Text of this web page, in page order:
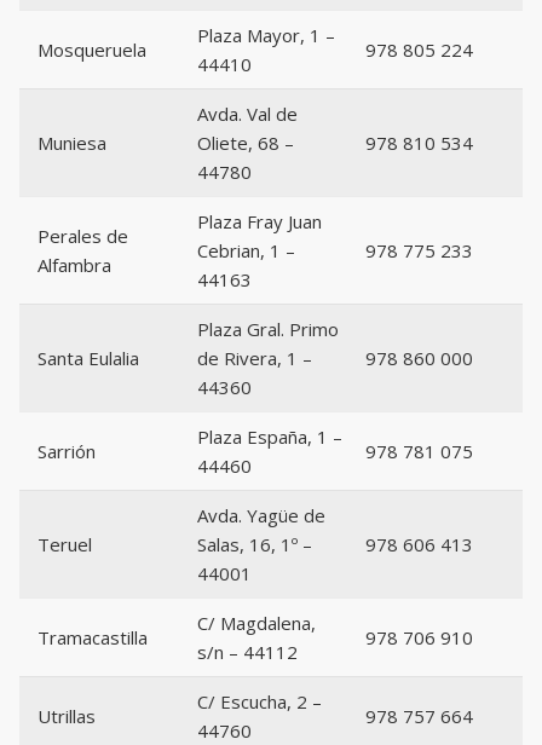
Mosqueruela
Plaza Mayor, 1 –
44410
978 805 224
Muniesa
Avda. Val de
Oliete, 68 –
44780
978 810 534
Perales de
Alfambra
Plaza Fray Juan
Cebrian, 1 –
44163
978 775 233
Santa Eulalia
Plaza Gral. Primo
de Rivera, 1 –
44360
978 860 000
Sarrión
Plaza España, 1 –
44460
978 781 075
Teruel
Avda. Yagüe de
Salas, 16, 1º –
44001
978 606 413
Tramacastilla
C/ Magdalena,
s/n – 44112
978 706 910
Utrillas
C/ Escucha, 2 –
44760
978 757 664